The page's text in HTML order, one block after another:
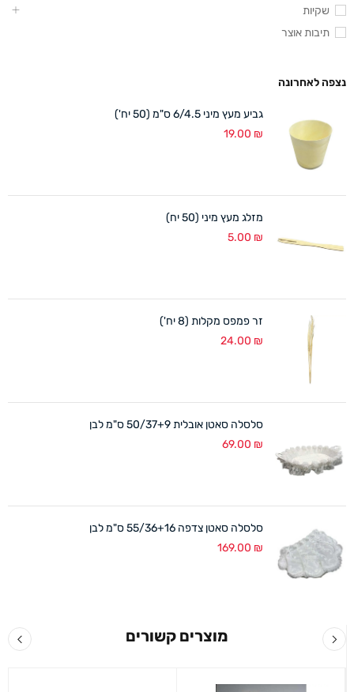
שקיות
תיבות אוצר
נצפה לאחרונה
גביע מעץ מיני 6/4.5 ס"מ (50 יח')
19.00 ₪
מזלג מעץ מיני (50 יח)
5.00 ₪
זר פמפס מקלות (8 יח')
24.00 ₪
סלסלה סאטן אובלית 50/37+9 ס"מ לבן
69.00 ₪
סלסלה סאטן צדפה 55/36+16 ס"מ לבן
169.00 ₪
מוצרים קשורים